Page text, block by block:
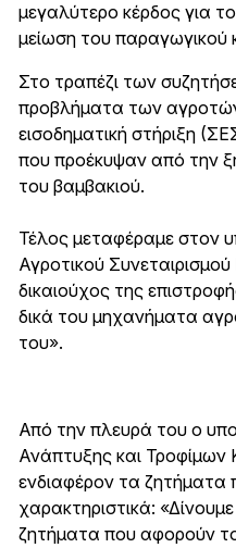
μεγαλύτερο κέρδος για
μείωση του παραγωγικού
Στο τραπέζι των
προβλήματα των
εισοδηματική στήριξη
που προέκυψαν από την
του βαμβακιού.
Τέλος μεταφέραμε στον
Αγροτικού
δικαιούχος της
δικά του μηχανήματα
του».
Από την πλευρά του ο
Ανάπτυξης και
ενδιαφέρον τα ζητήματα
χαρακτηριστικά:
ζητήματα που αφορούν